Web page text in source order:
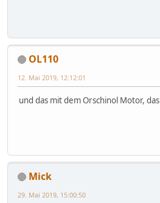
OL110
12. Mai 2019, 12:12:01
und das mit dem Orschinol Motor,
Mick
29. Mai 2019, 15:00:50